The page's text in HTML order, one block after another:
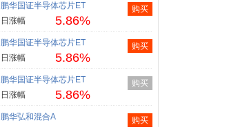
鹏华国证半导体芯片ET
日涨幅
5.86%
购买
鹏华国证半导体芯片ET
日涨幅
5.86%
购买
鹏华国证半导体芯片ET
日涨幅
5.86%
购买
鹏华弘和混合A
购买